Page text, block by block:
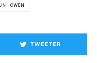
TWEETER